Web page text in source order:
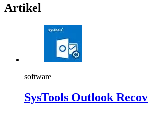
Artikel
software
SysTools Outlook